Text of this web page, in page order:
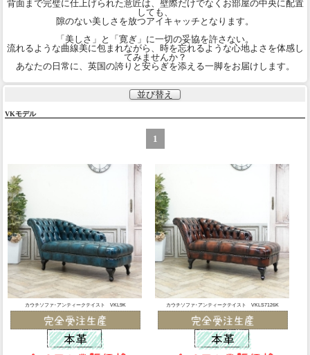
背面まで完璧に仕上げられた意匠は、壁際だけでなくお部屋の中央に配置
しても、
隙のない美しさを放つアイキャッチとなります。
「美しさ」と「寛ぎ」に一切の妥協を許さない。
流れるような曲線美に包まれながら、時を忘れるような心地よさを体感し
てみませんか？
あなたの日常に、英国の誇りと安らぎを添える一脚をお届けします。
並び替え
VKモデル
1
カウチソファ･アンティークテイスト VKL9K カウチソファ･アンティークテイスト VKLS7126K